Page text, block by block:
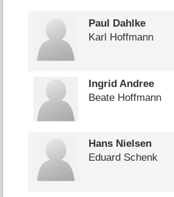
Paul Dahlke
Karl Hoffmann
Ingrid Andree
Beate Hoffmann
Hans Nielsen
Eduard Schenk